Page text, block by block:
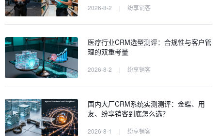
2026-8-2 | 纷享销客
医疗行业CRM选型测评：合规性与客户管
理的双重考量
2026-8-2 | 纷享销客
国内大厂CRM系统实测测评：金蝶、用
友、纷享销客到底怎么选？
2026-8-1 | 纷享销客